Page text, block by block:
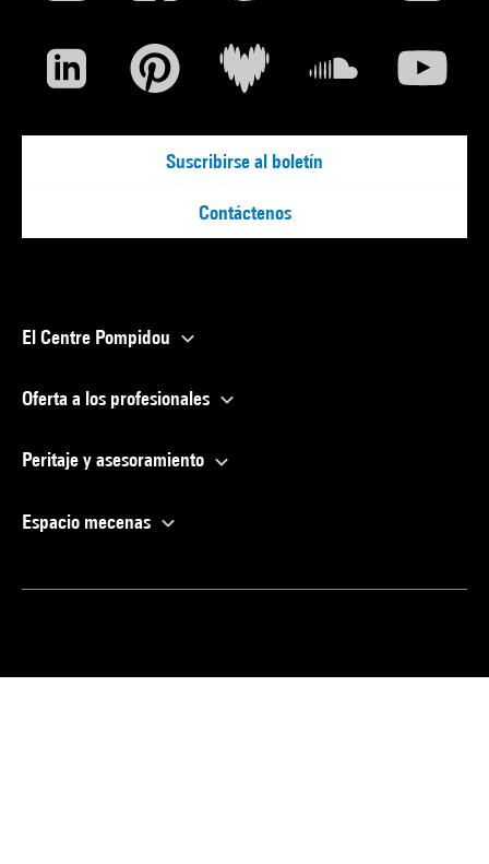
Suscribirse al boletín
Contáctenos
El Centre Pompidou
Oferta a los profesionales
Peritaje y asesoramiento
Espacio mecenas